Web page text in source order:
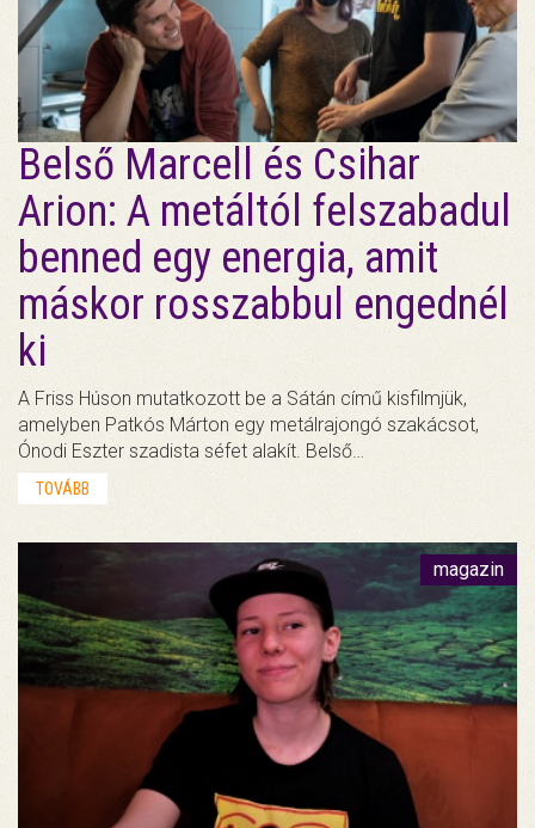
Belső Marcell és Csihar
Arion: A metáltól felszabadul
benned egy energia, amit
máskor rosszabbul engednél
ki
A Friss Húson mutatkozott be a Sátán című kisfilmjük,
amelyben Patkós Márton egy metálrajongó szakácsot,
Ónodi Eszter szadista séfet alakít. Belső…
TOVÁBB
magazin